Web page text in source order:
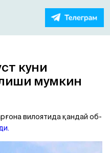
куни
мумкин
вилоятида қандай об-